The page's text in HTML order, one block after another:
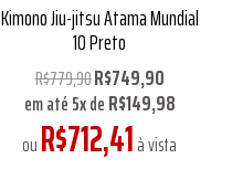
Kimono Jiu-jitsu Atama Mundial
10 Preto
R$779,90R$749,90
em até5xdeR$149,98
ouR$712,41à vista